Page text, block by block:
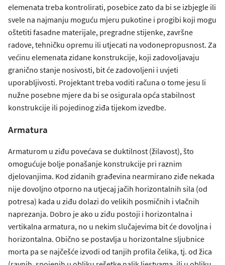
elemenata treba kontrolirati, posebice zato da bi se izbjegle ili
svele na najmanju moguću mjeru pukotine i progibi koji mogu
oštetiti fasadne materijale, pregradne stijenke, završne
radove, tehničku opremu ili utjecati na vodonepropusnost. Za
većinu elemenata zidane konstrukcije, koji zadovoljavaju
granično stanje nosivosti, bit će zadovoljeni i uvjeti
uporabljivosti. Projektant treba voditi računa o tome jesu li
nužne posebne mjere da bi se osigurala opća stabilnost
konstrukcije ili pojedinog ziđa tijekom izvedbe.
Armatura
Armaturom u ziđu povećava se duktilnost (žilavost), što
omogućuje bolje ponašanje konstrukcije pri raznim
djelovanjima. Kod zidanih građevina nearmirano ziđe nekada
nije dovoljno otporno na utjecaj jačih horizontalnih sila (od
potresa) kada u ziđu dolazi do velikih posmičnih i vlačnih
naprezanja. Dobro je ako u ziđu postoji i horizontalna i
vertikalna armatura, no u nekim slučajevima bit će dovoljna i
horizontalna. Obično se postavlja u horizontalne sljubnice
morta pa se najčešće izvodi od tanjih profila čelika, tj. od žica